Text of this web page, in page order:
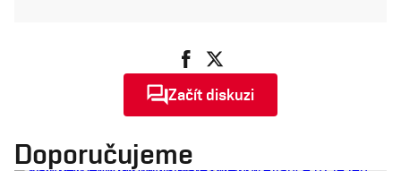
Začít diskuzi
Doporučujeme